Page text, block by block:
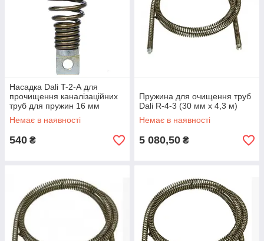
Насадка Dali T-2-А для
прочищення каналізаційних
труб для пружин 16 мм
(грушоподібний бур)
Немає в наявності
540 ₴
Пружина для очищення труб
Dali R-4-3 (30 мм х 4,3 м)
Немає в наявності
5 080,50 ₴